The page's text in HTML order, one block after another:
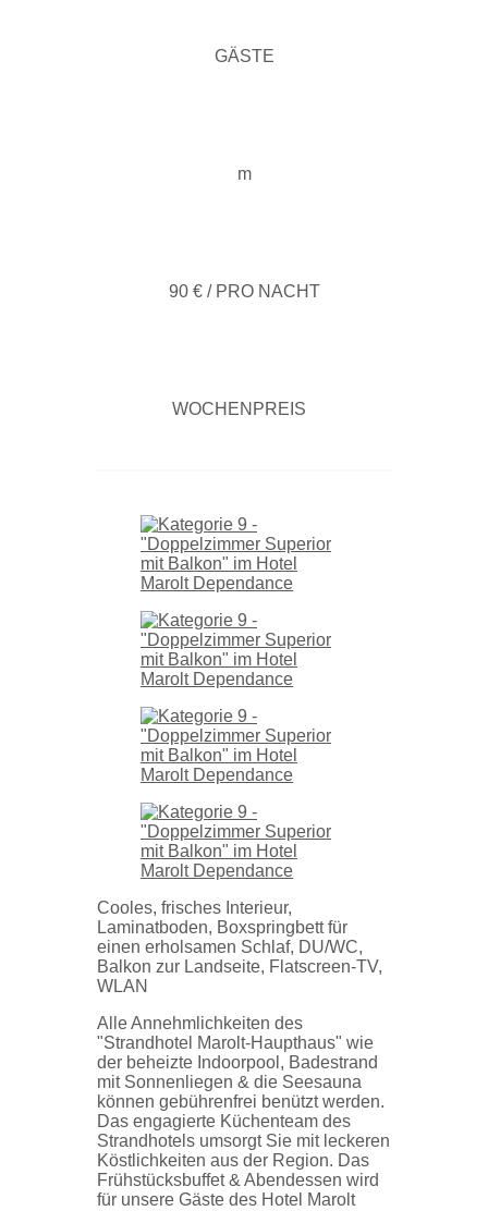
GÄSTE
m
90 € / PRO NACHT
WOCHENPREIS
Cooles, frisches Interieur,
Laminatboden, Boxspringbett für
einen erholsamen Schlaf, DU/WC,
Balkon zur Landseite, Flatscreen-TV,
WLAN
Alle Annehmlichkeiten des
"Strandhotel Marolt-Haupthaus" wie
der beheizte Indoorpool, Badestrand
mit Sonnenliegen & die Seesauna
können gebührenfrei benützt werden.
Das engagierte Küchenteam des
Strandhotels umsorgt Sie mit leckeren
Köstlichkeiten aus der Region. Das
Frühstücksbuffet & Abendessen wird
für unsere Gäste des Hotel Marolt